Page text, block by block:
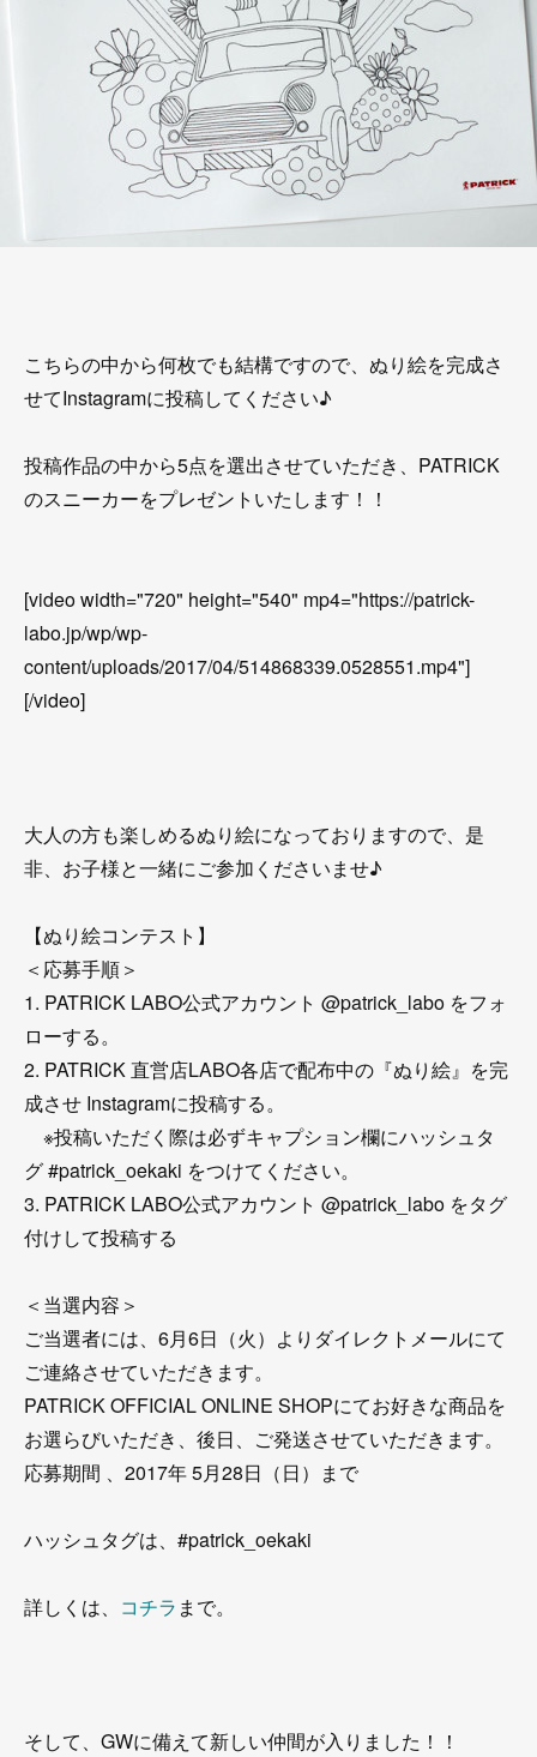
こちらの中から何枚でも結構ですので、ぬり絵を完成さ
せてInstagramに投稿してください♪
投稿作品の中から5点を選出させていただき、PATRICK
のスニーカーをプレゼントいたします！！
[video width="720" height="540" mp4="https://patrick-
labo.jp/wp/wp-
content/uploads/2017/04/514868339.0528551.mp4"]
[/video]
大人の方も楽しめるぬり絵になっておりますので、是
非、お子様と一緒にご参加くださいませ♪
【ぬり絵コンテスト】
＜応募手順＞
1. PATRICK LABO公式アカウント @patrick_labo をフォ
ローする。
2. PATRICK 直営店LABO各店で配布中の『ぬり絵』を完
成させ Instagramに投稿する。
※投稿いただく際は必ずキャプション欄にハッシュタ
グ #patrick_oekaki をつけてください。
3. PATRICK LABO公式アカウント @patrick_labo をタグ
付けして投稿する
＜当選内容＞
ご当選者には、6月6日（火）よりダイレクトメールにて
ご連絡させていただきます。
PATRICK OFFICIAL ONLINE SHOPにてお好きな商品を
お選らびいただき、後日、ご発送させていただきます。
応募期間 、2017年 5月28日（日）まで
ハッシュタグは、#patrick_oekaki
詳しくは、 コチラ まで。
そして、GWに備えて新しい仲間が入りました！！